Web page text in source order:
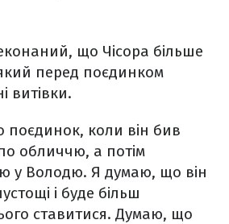
що Чісора більше
перед поєдинком
витівки.
поєдинок, коли він бив
обличчю, а потім
у Володю. Я думаю, що він
і буде більш
ставитися. Думаю, що